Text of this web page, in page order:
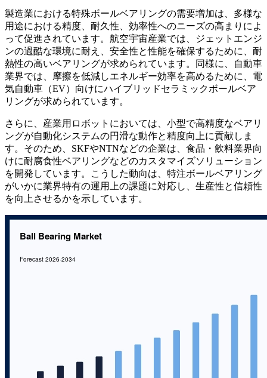
製造業における特殊ボールベアリングの需要増加は、多様な
用途における精度、耐久性、効率性へのニーズの高まりによ
って促進されています。航空宇宙産業では、ジェットエンジ
ンの過酷な環境に耐え、安全性と性能を確保するために、耐
熱性の高いベアリングが求められています。同様に、自動車
業界では、摩擦を低減しエネルギー効率を高めるために、電
気自動車（EV）向けにハイブリッドセラミックボールベア
リングが求められています。
さらに、産業用ロボットにおいては、小型で高精度なベアリ
ングが自動化システムの円滑な動作と精度向上に貢献しま
す。そのため、SKFやNTNなどの企業は、食品・飲料業界向
けに耐腐食性ベアリングなどのカスタマイズソリューション
を開発しています。こうした動向は、特注ボールベアリング
がいかに業界特有の運用上の課題に対応し、生産性と信頼性
を向上させるかを示しています。